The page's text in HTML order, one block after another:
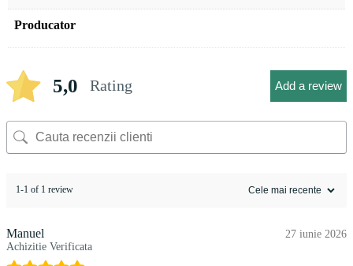
Producator
5,0 Rating Add a review
1-1 of 1 review
Manuel
Achizitie Verificata
27 iunie 2026